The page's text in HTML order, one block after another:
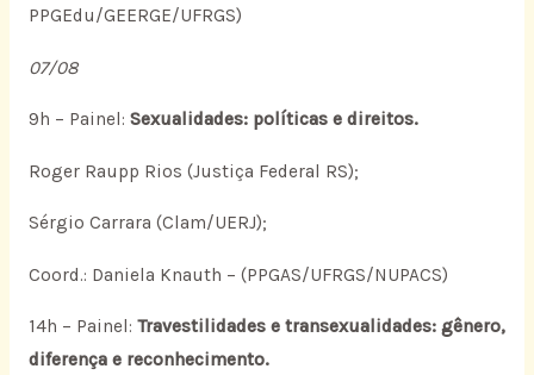
PPGEdu/GEERGE/UFRGS)
07/08
9h – Painel: Sexualidades: políticas e direitos.
Roger Raupp Rios (Justiça Federal RS);
Sérgio Carrara (Clam/UERJ);
Coord.: Daniela Knauth – (PPGAS/UFRGS/NUPACS)
14h – Painel: Travestilidades e transexualidades: gênero,
diferença e reconhecimento.